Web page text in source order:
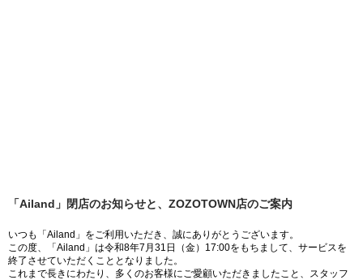
「Ailand」閉店のお知らせと、ZOZOTOWN店のご案内
いつも「Ailand」をご利用いただき、誠にありがとうございます。
この度、「Ailand」は令和8年7月31日（金）17:00をもちまして、サービスを
終了させていただくこととなりました。
これまで長きにわたり、多くのお客様にご愛顧いただきましたこと、スタッフ